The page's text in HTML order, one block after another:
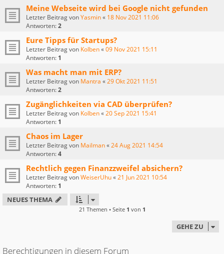
Meine Webseite wird bei Google nicht gefunden
Letzter Beitrag vonYasmin« 18 Nov 2021 11:06
Antworten:2
Eure Tipps für Startups?
Letzter Beitrag von Kolben«09 Nov 2021 15:11
Antworten: 1
Was macht man mit ERP?
Letzter Beitrag von Mantra «29 Okt 2021 11:51
Antworten:2
Zugänglichkeiten via CAD überprüfen?
Letzter Beitrag von Kolben«20 Sep 2021 15:41
Antworten: 1
Chaos im Lager
Letzter Beitrag von Mailman«24 Aug 2021 14:54
Antworten:4
Rechtlich gegen Finanzzweifel absichern?
Letzter Beitrag vonWeiserUhu«21 Jun 2021 10:54
Antworten: 1
NEUES THEMA
21 Themen • Seite 1 von 1
GEHE ZU
Berechtigungen in diesem Forum